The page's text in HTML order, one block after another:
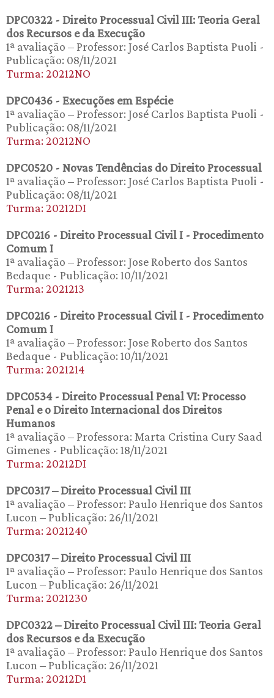
DPC0322 - Direito Processual Civil III: Teoria Geral
dos Recursos e da Execução
1ª avaliação – Professor: José Carlos Baptista Puoli -
Publicação: 08/11/2021
Turma: 20212NO
DPC0436 - Execuções em Espécie
1ª avaliação – Professor: José Carlos Baptista Puoli -
Publicação: 08/11/2021
Turma: 20212NO
DPC0520 - Novas Tendências do Direito Processual
1ª avaliação – Professor: José Carlos Baptista Puoli -
Publicação: 08/11/2021
Turma: 20212DI
DPC0216 - Direito Processual Civil I - Procedimento
Comum I
1ª avaliação – Professor: Jose Roberto dos Santos
Bedaque - Publicação: 10/11/2021
Turma: 2021213
DPC0216 - Direito Processual Civil I - Procedimento
Comum I
1ª avaliação – Professor: Jose Roberto dos Santos
Bedaque - Publicação: 10/11/2021
Turma: 2021214
DPC0534 - Direito Processual Penal VI: Processo
Penal e o Direito Internacional dos Direitos
Humanos
1ª avaliação – Professora: Marta Cristina Cury Saad
Gimenes - Publicação: 18/11/2021
Turma: 20212DI
DPC0317 – Direito Processual Civil III
1ª avaliação – Professor: Paulo Henrique dos Santos
Lucon – Publicação: 26/11/2021
Turma: 2021240
DPC0317 – Direito Processual Civil III
1ª avaliação – Professor: Paulo Henrique dos Santos
Lucon – Publicação: 26/11/2021
Turma: 2021230
DPC0322 – Direito Processual Civil III: Teoria Geral
dos Recursos e da Execução
1ª avaliação – Professor: Paulo Henrique dos Santos
Lucon – Publicação: 26/11/2021
Turma: 20212D1